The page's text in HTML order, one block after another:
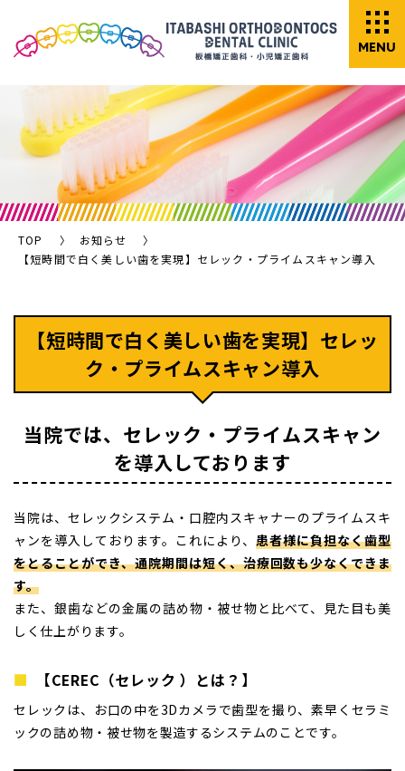
MENU
TOP
お知らせ
【短時間で白く美しい歯を実現】セレック・プライムスキャン導入
【短時間で白く美しい歯を実現】セレッ
ク・プライムスキャン導入
当院では、セレック・プライムスキャン
を導入しております
当院は、セレックシステム・口腔内スキャナーのプライムスキ
ャンを導入しております。これにより、患者様に負担なく歯型
をとることができ、通院期間は短く、治療回数も少なくできま
す。
また、銀歯などの金属の詰め物・被せ物と比べて、見た目も美
しく仕上がります。
【CEREC（セレック ）とは？】
セレックは、お口の中を3Dカメラで歯型を撮り、素早くセラミ
ックの詰め物・被せ物を製造するシステムのことです。